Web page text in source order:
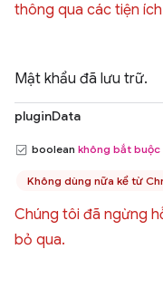
thông qua các tiện
Mật khẩu đã lưu trữ.
pluginData
boolean không bắt buộc
Không dùng nữa kể từ
Chúng tôi đã ngừng
bỏ qua.